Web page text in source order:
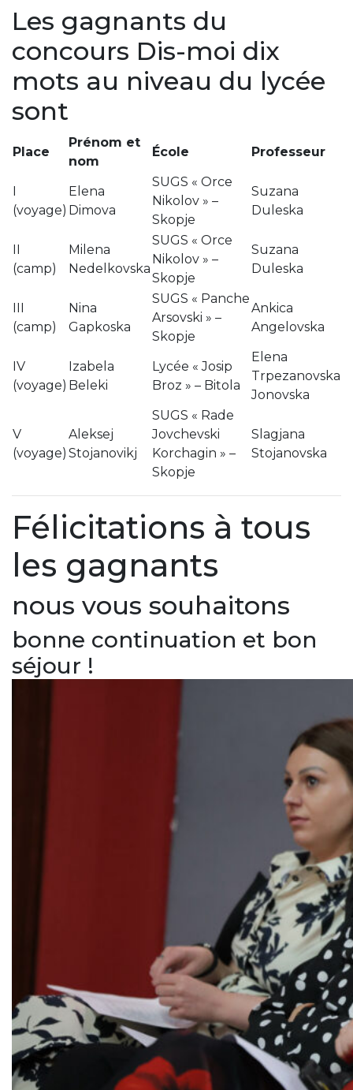
Les gagnants du
concours Dis-moi dix
mots au niveau du lycée
sont
Place
Prénom et
nom
École Professeur
I
(voyage)
Elena
Dimova
SUGS « Orce
Nikolov » –
Skopje
Suzana
Duleska
II
(camp)
Milena
Nedelkovska
SUGS « Orce
Nikolov » –
Skopje
Suzana
Duleska
III
(camp)
Nina
Gapkoska
SUGS « Panche
Arsovski » –
Skopje
Ankica
Angelovska
IV
(voyage)
Izabela
Beleki
Lycée « Josip
Broz » – Bitola
Elena
Trpezanovska
Jonovska
V
(voyage)
Aleksej
Stojanovikj
SUGS « Rade
Jovchevski
Korchagin » –
Skopje
Slagjana
Stojanovska
Félicitations à tous
les gagnants
nous vous souhaitons
bonne continuation et bon
séjour !